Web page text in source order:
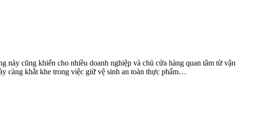
này cũng khiến cho nhiều doanh nghiệp và chủ cửa hàng quan tâm từ vận
càng khắt khe trong việc giữ vệ sinh an toàn thực phẩm…